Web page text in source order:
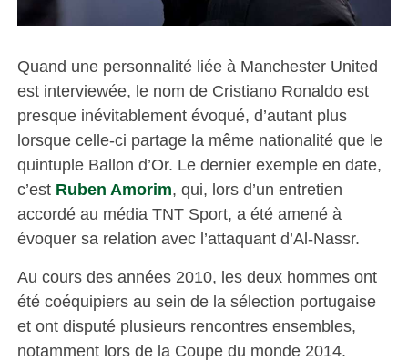
Quand une personnalité liée à Manchester United
est interviewée, le nom de Cristiano Ronaldo est
presque inévitablement évoqué, d’autant plus
lorsque celle-ci partage la même nationalité que le
quintuple Ballon d’Or. Le dernier exemple en date,
c’est Ruben Amorim, qui, lors d’un entretien
accordé au média TNT Sport, a été amené à
évoquer sa relation avec l’attaquant d’Al-Nassr.
Au cours des années 2010, les deux hommes ont
été coéquipiers au sein de la sélection portugaise
et ont disputé plusieurs rencontres ensembles,
notamment lors de la Coupe du monde 2014.